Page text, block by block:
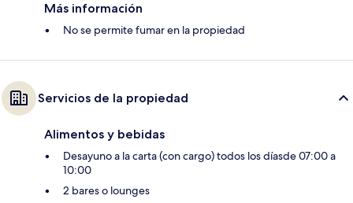
Más información
No se permite fumar en la propiedad
Servicios de la propiedad
Alimentos y bebidas
Desayuno a la carta (con cargo) todos los díasde 07:00 a
10:00
2 bares o lounges